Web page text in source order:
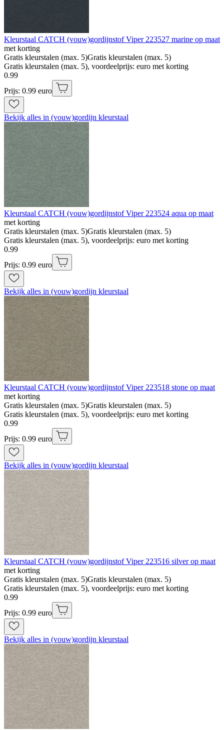
Kleurstaal CATCH (vouw)gordijnstof Viper 223527 marine op maat
met korting
Gratis kleurstalen (max. 5)Gratis kleurstalen (max. 5)
Gratis kleurstalen (max. 5), voordeelprijs: euro met korting
0.99
Prijs: 0.99 euro
Bekijk alles in (vouw)gordijn kleurstaal
Kleurstaal CATCH (vouw)gordijnstof Viper 223524 aqua op maat
met korting
Gratis kleurstalen (max. 5)Gratis kleurstalen (max. 5)
Gratis kleurstalen (max. 5), voordeelprijs: euro met korting
0.99
Prijs: 0.99 euro
Bekijk alles in (vouw)gordijn kleurstaal
Kleurstaal CATCH (vouw)gordijnstof Viper 223518 stone op maat
met korting
Gratis kleurstalen (max. 5)Gratis kleurstalen (max. 5)
Gratis kleurstalen (max. 5), voordeelprijs: euro met korting
0.99
Prijs: 0.99 euro
Bekijk alles in (vouw)gordijn kleurstaal
Kleurstaal CATCH (vouw)gordijnstof Viper 223516 silver op maat
met korting
Gratis kleurstalen (max. 5)Gratis kleurstalen (max. 5)
Gratis kleurstalen (max. 5), voordeelprijs: euro met korting
0.99
Prijs: 0.99 euro
Bekijk alles in (vouw)gordijn kleurstaal